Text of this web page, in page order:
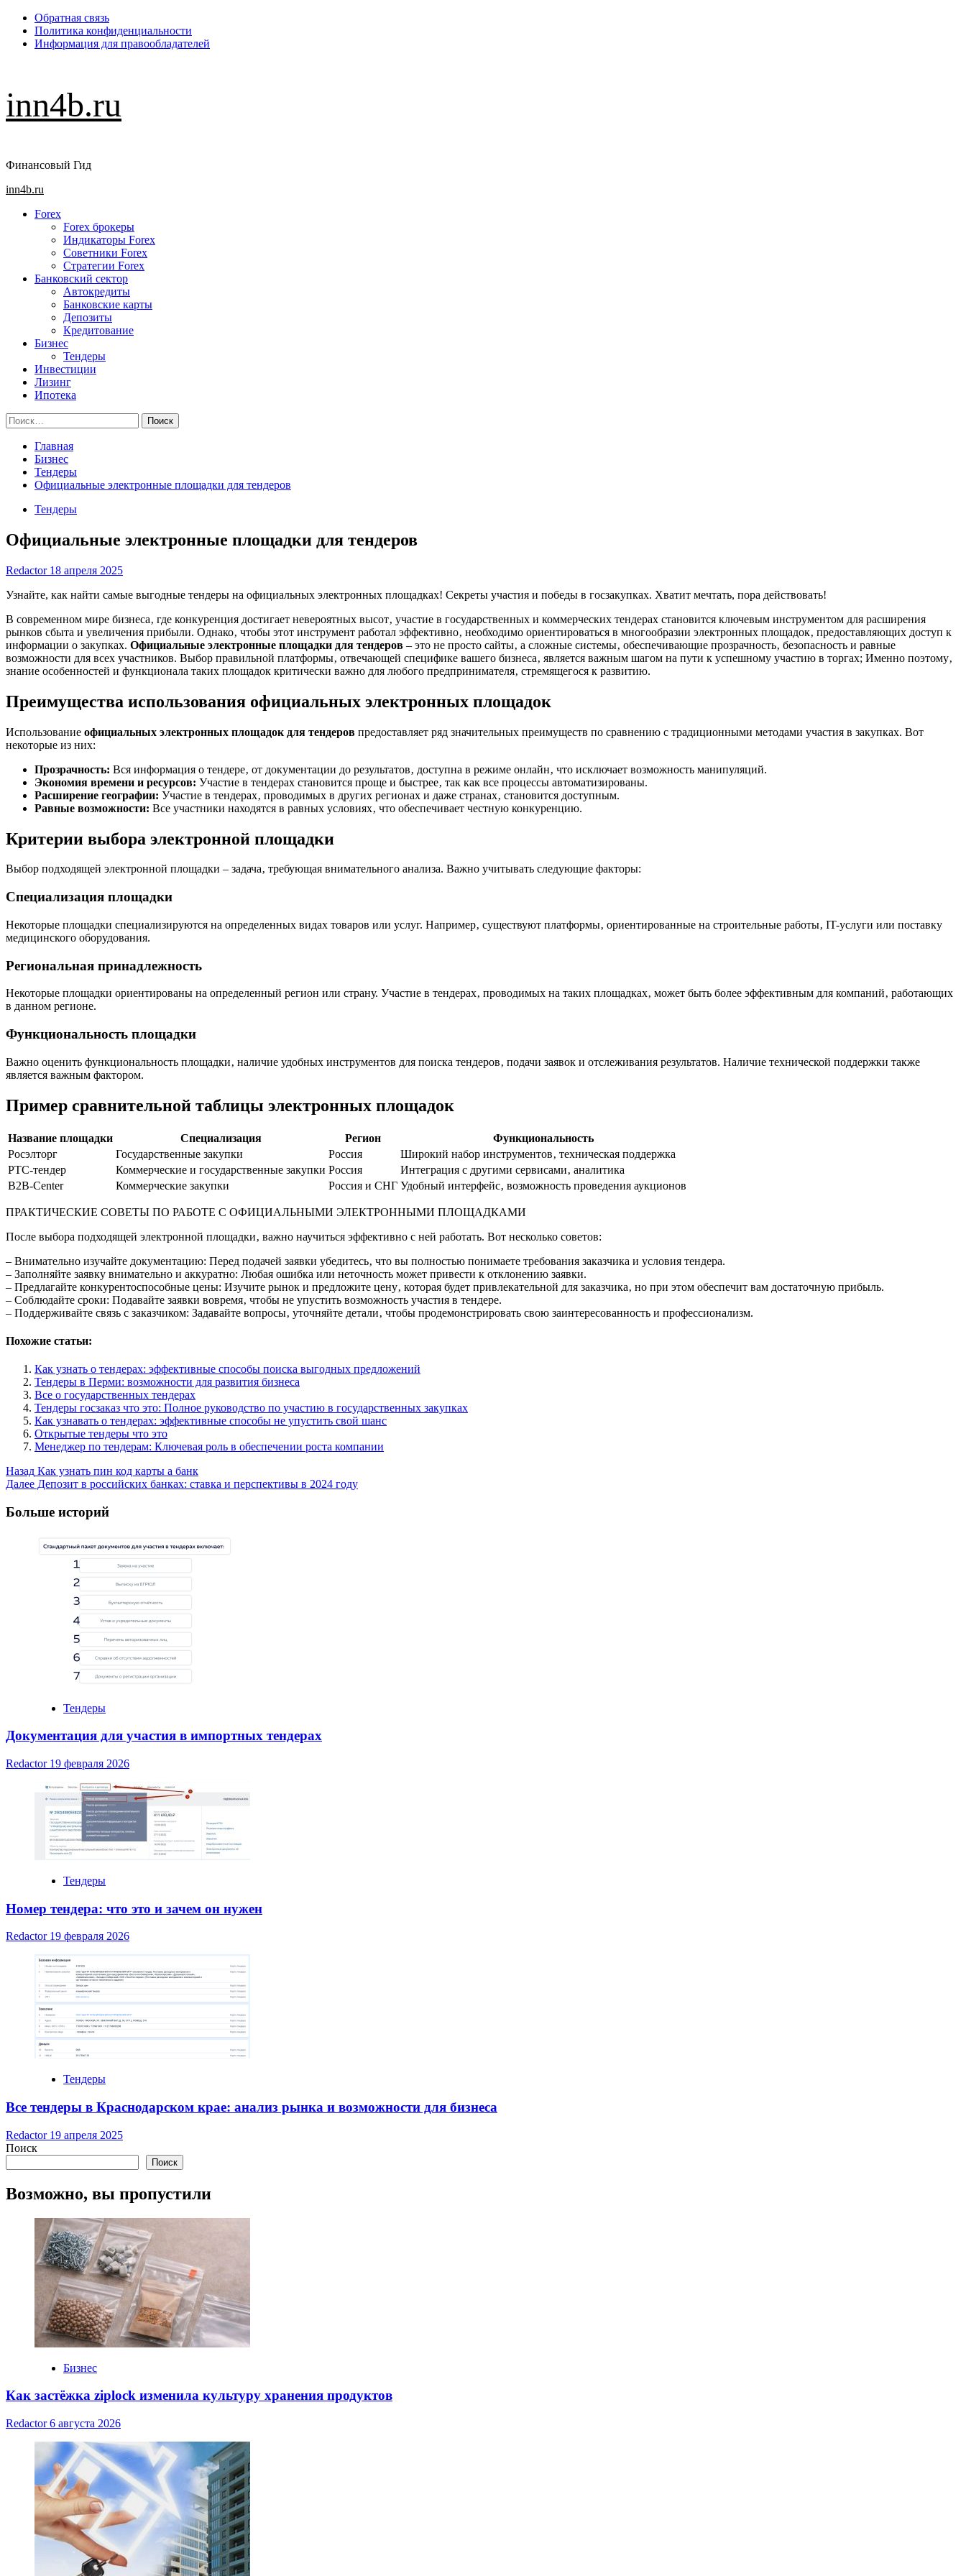
Перейти
содержимому
Обратная связь
Политика конфиденциальности
Информация для правообладателей
inn4b.ru
Финансовый Гид
Основное
inn4b.ru
Forex
Forex брокеры
Индикаторы Forex
Советники Forex
Стратегии Forex
Банковский сектор
Автокредиты
Банковские карты
Депозиты
Кредитование
Бизнес
Тендеры
Инвестиции
Лизинг
Ипотека
Найти:
Главная
Бизнес
Тендеры
Официальные электронные площадки для тендеров
Тендеры
Официальные электронные площадки для тендеров
Redactor 18 апреля 2025
Узнайте, как найти самые выгодные тендеры на официальных электронных площадках! Секреты участия и победы в госзакупках. Хватит мечтать, пора действовать!
В современном мире бизнеса‚ где конкуренция достигает невероятных высот‚ участие в государственных и коммерческих тендерах становится ключевым инструментом для расширения
рынков сбыта и увеличения прибыли. Однако‚ чтобы этот инструмент работал эффективно‚ необходимо ориентироваться в многообразии электронных площадок‚ предоставляющих доступ к
информации о закупках. Официальные электронные площадки для тендеров – это не просто сайты‚ а сложные системы‚ обеспечивающие прозрачность‚ безопасность и равные
возможности для всех участников. Выбор правильной платформы‚ отвечающей специфике вашего бизнеса‚ является важным шагом на пути к успешному участию в торгах; Именно поэтому‚
знание особенностей и функционала таких площадок критически важно для любого предпринимателя‚ стремящегося к развитию.
Преимущества использования официальных электронных площадок
Использование официальных электронных площадок для тендеров предоставляет ряд значительных преимуществ по сравнению с традиционными методами участия в закупках. Вот
некоторые из них:
Прозрачность: Вся информация о тендере‚ от документации до результатов‚ доступна в режиме онлайн‚ что исключает возможность манипуляций.
Экономия времени и ресурсов: Участие в тендерах становится проще и быстрее‚ так как все процессы автоматизированы.
Расширение географии: Участие в тендерах‚ проводимых в других регионах и даже странах‚ становится доступным.
Равные возможности: Все участники находятся в равных условиях‚ что обеспечивает честную конкуренцию.
Критерии выбора электронной площадки
Выбор подходящей электронной площадки – задача‚ требующая внимательного анализа. Важно учитывать следующие факторы:
Специализация площадки
Некоторые площадки специализируются на определенных видах товаров или услуг. Например‚ существуют платформы‚ ориентированные на строительные работы‚ IT-услуги или поставку
медицинского оборудования.
Региональная принадлежность
Некоторые площадки ориентированы на определенный регион или страну. Участие в тендерах‚ проводимых на таких площадках‚ может быть более эффективным для компаний‚ работающих
в данном регионе.
Функциональность площадки
Важно оценить функциональность площадки‚ наличие удобных инструментов для поиска тендеров‚ подачи заявок и отслеживания результатов. Наличие технической поддержки также
является важным фактором.
Пример сравнительной таблицы электронных площадок
Название площадки Специализация Регион
Функциональность
Росэлторг
Государственные закупки Россия
Широкий набор инструментов‚ техническая поддержка
РТС-тендер
Коммерческие и государственные закупки Россия
Интеграция с другими сервисами‚ аналитика
B2B-Center
Коммерческие закупки Россия и СНГ Удобный интерфейс‚ возможность проведения аукционов
ПРАКТИЧЕСКИЕ СОВЕТЫ ПО РАБОТЕ С ОФИЦИАЛЬНЫМИ ЭЛЕКТРОННЫМИ ПЛОЩАДКАМИ
После выбора подходящей электронной площадки‚ важно научиться эффективно с ней работать. Вот несколько советов:
– Внимательно изучайте документацию: Перед подачей заявки убедитесь‚ что вы полностью понимаете требования заказчика и условия тендера.
– Заполняйте заявку внимательно и аккуратно: Любая ошибка или неточность может привести к отклонению заявки.
– Предлагайте конкурентоспособные цены: Изучите рынок и предложите цену‚ которая будет привлекательной для заказчика‚ но при этом обеспечит вам достаточную прибыль.
– Соблюдайте сроки: Подавайте заявки вовремя‚ чтобы не упустить возможность участия в тендере.
– Поддерживайте связь с заказчиком: Задавайте вопросы‚ уточняйте детали‚ чтобы продемонстрировать свою заинтересованность и профессионализм.
Похожие статьи:
Как узнать о тендерах: эффективные способы поиска выгодных предложений
Тендеры в Перми: возможности для развития бизнеса
Все о государственных тендерах
Тендеры госзаказ что это: Полное руководство по участию в государственных закупках
Как узнавать о тендерах: эффективные способы не упустить свой шанс
Открытые тендеры что это
Менеджер по тендерам: Ключевая роль в обеспечении роста компании
Post
Navigation
Назад Как узнать пин код карты а банк
Далее Депозит в российских банках: ставка и перспективы в 2024 году
Больше историй
Тендеры
Документация для участия в импортных тендерах
Redactor 19 февраля 2026
Тендеры
Номер тендера: что это и зачем он нужен
Redactor 19 февраля 2026
Тендеры
Все тендеры в Краснодарском крае: анализ рынка и возможности для бизнеса
Redactor 19 апреля 2025
Поиск
Поиск
Возможно, вы пропустили
Бизнес
Как застёжка ziplock изменила культуру хранения продуктов
Redactor6 августа 2026